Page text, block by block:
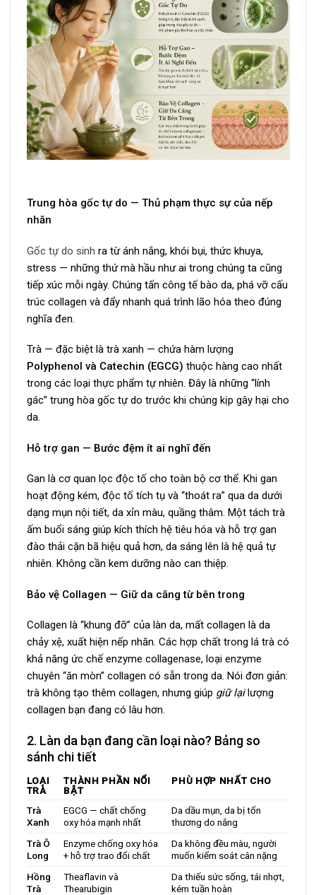
Trung hòa gốc tự do — Thủ phạm thực sự của nếp
nhăn
Gốc tự do sinh ra từ ánh nắng, khói bụi, thức khuya,
stress — những thứ mà hầu như ai trong chúng ta cũng
tiếp xúc mỗi ngày. Chúng tấn công tế bào da, phá vỡ cấu
trúc collagen và đẩy nhanh quá trình lão hóa theo đúng
nghĩa đen.
Trà — đặc biệt là trà xanh — chứa hàm lượng
Polyphenol và Catechin (EGCG) thuộc hàng cao nhất
trong các loại thực phẩm tự nhiên. Đây là những “lính
gác” trung hòa gốc tự do trước khi chúng kịp gây hại cho
da.
Hỗ trợ gan — Bước đệm ít ai nghĩ đến
Gan là cơ quan lọc độc tố cho toàn bộ cơ thể. Khi gan
hoạt động kém, độc tố tích tụ và “thoát ra” qua da dưới
dạng mụn nội tiết, da xỉn màu, quầng thâm. Một tách trà
ấm buổi sáng giúp kích thích hệ tiêu hóa và hỗ trợ gan
đào thải cặn bã hiệu quả hơn, da sáng lên là hệ quả tự
nhiên. Không cần kem dưỡng nào can thiệp.
Bảo vệ Collagen — Giữ da căng từ bên trong
Collagen là “khung đỡ” của làn da, mất collagen là da
chảy xệ, xuất hiện nếp nhăn. Các hợp chất trong lá trà có
khả năng ức chế enzyme collagenase, loại enzyme
chuyên “ăn mòn” collagen có sẵn trong da. Nói đơn giản:
trà không tạo thêm collagen, nhưng giúp giữ lạilượng
collagen bạn đang có lâu hơn.
2. Làn da bạn đang cần loại nào? Bảng so
sánh chi tiết
LOẠI
TRÀ
THÀNH PHẦN NỔI
BẬT
PHÙ HỢP NHẤT CHO
Trà
Xanh
EGCG — chất chống
oxy hóa mạnh nhất
Da dầu mụn, da bị tổn
thương do nắng
Trà Ô
Long
Enzyme chống oxy hóa
+ hỗ trợ trao đổi chất
Da không đều màu, người
muốn kiểm soát cân nặng
Hồng
Trà
Theaflavin và
Thearubigin
Da thiếu sức sống, tái nhợt,
kém tuần hoàn